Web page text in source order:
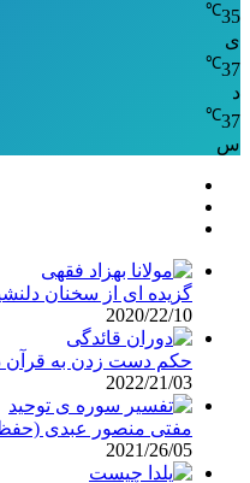
35
℃
ی
37
℃
د
37
℃
س
گزیده ای از سخنان
2020/22/10
حکم دست زدن به قرآن
2022/21/03
مفتی منصور عبدی
2021/26/05